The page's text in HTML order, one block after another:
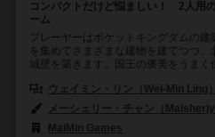
コンパクトだけど悩ましい！ 2人用
ーム
プレーヤーはポケットキングダムの建
を集めてさまざまな建物を建てつつ、
城壁を築きます。国王の褒美をうまく
ウェイミン・リン（Wei-Min Ling）
メーシェリー・チャン（Maisherly
MaiMin Games